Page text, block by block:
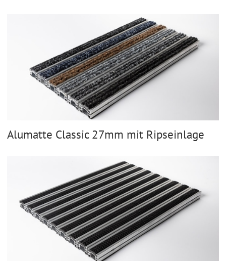
Alumatte Classic 27mm mit Ripseinlage